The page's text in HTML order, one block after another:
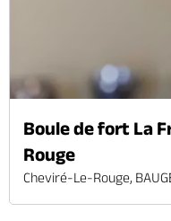
Boule de fort La
Rouge
Cheviré-Le-Rouge,